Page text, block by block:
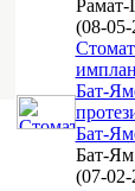
Рамат-
(08-05-
Бат-
Бат-
Бат-Ям
(07-02-